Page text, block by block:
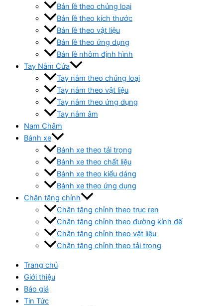
Bản lề theo chủng loại
Bản lề theo kích thước
Bản lề theo vật liệu
Bản lề theo ứng dụng
Bản lề nhôm định hình
Tay Nắm Cửa
Tay nắm theo chủng loại
Tay nắm theo vật liệu
Tay nắm theo ứng dụng
Tay nắm âm
Nam Châm
Bánh xe
Bánh xe theo tải trọng
Bánh xe theo chất liệu
Bánh xe theo kiểu dáng
Bánh xe theo ứng dụng
Chân tăng chỉnh
Chân tăng chỉnh theo trục ren
Chân tăng chỉnh theo đường kính đế
Chân tăng chỉnh theo vật liệu
Chân tăng chỉnh theo tải trọng
Trang chủ
Giới thiệu
Báo giá
Tin Tức